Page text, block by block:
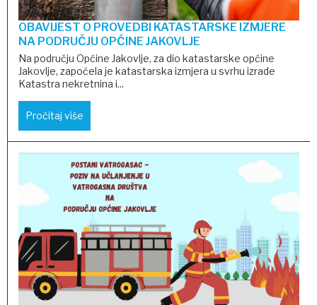
OBAVIJEST O PROVEDBI KATASTARSKE IZMJERE
NA PODRUČJU OPĆINE JAKOVLJE
Na području Općine Jakovlje, za dio katastarske općine
Jakovlje, započela je katastarska izmjera u svrhu izrade
Katastra nekretnina i...
Pročitaj više